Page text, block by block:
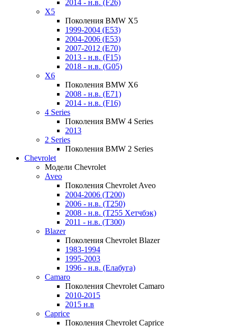
2014 - н.в. (F26)
X5
Поколения BMW X5
1999-2004 (E53)
2004-2006 (E53)
2007-2012 (E70)
2013 - н.в. (F15)
2018 - н.в. (G05)
X6
Поколения BMW X6
2008 - н.в. (E71)
2014 - н.в. (F16)
4 Series
Поколения BMW 4 Series
2013
2 Series
Поколения BMW 2 Series
Chevrolet
Модели Chevrolet
Aveo
Поколения Chevrolet Aveo
2004-2006 (T200)
2006 - н.в. (T250)
2008 - н.в. (T255 Хетчбэк)
2011 - н.в. (Т300)
Blazer
Поколения Chevrolet Blazer
1983-1994
1995-2003
1996 - н.в. (Елабуга)
Camaro
Поколения Chevrolet Camaro
2010-2015
2015 н.в
Caprice
Поколения Chevrolet Caprice